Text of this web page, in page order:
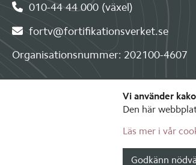
Vi använder
Den här
Läs mer i vår
Godkänn
010-44 44 000 (växel)
fortv@fortifikationsverket.se
Organisationsnummer: 202100-4607